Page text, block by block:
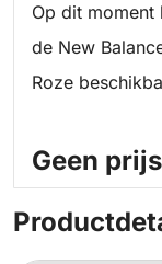
Op dit moment
de New
Roze
Geen